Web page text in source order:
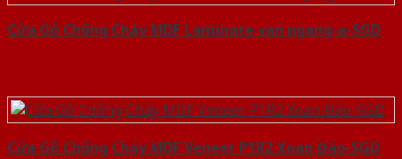
Cửa Gỗ Chống Cháy MDF Laminate van ngang-a-SGD
Cửa Gỗ Chống Cháy MDF Veneer P1R2 Xoan Đào-SGD